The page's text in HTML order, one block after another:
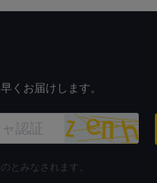
くお届けします。
とみなされます。